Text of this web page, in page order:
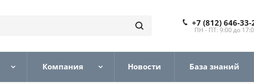
+7 (812) 646-33-
ПН - ПТ: 9:00 до
Компания Новости База знаний